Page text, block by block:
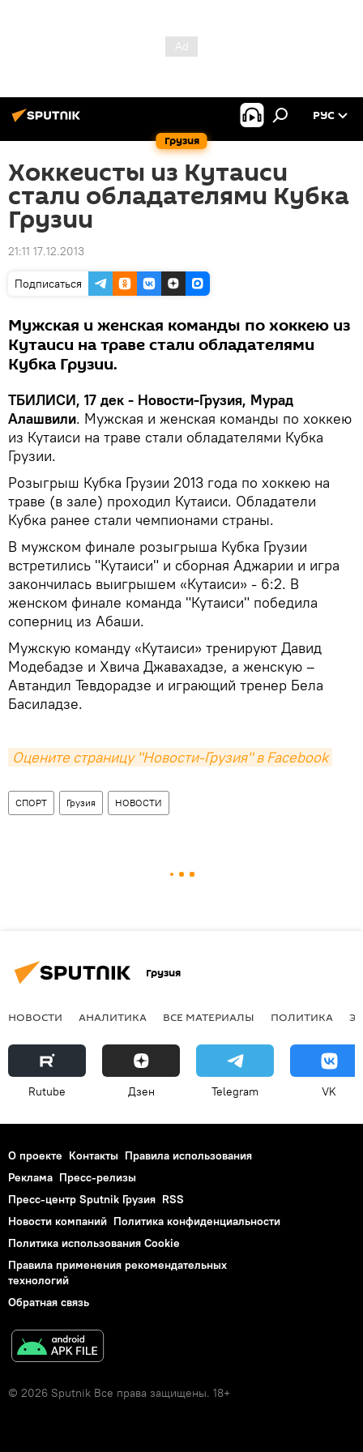
Грузия
РУС
Хоккеисты из Кутаиси
стали обладателями Кубка
Грузии
21:11 17.12.2013
Подписаться
Мужская и женская команды по хоккею из
Кутаиси на траве стали обладателями
Кубка Грузии.
ТБИЛИСИ, 17 дек - Новости-Грузия, Мурад
Алашвили. Мужская и женская команды по хоккею
из Кутаиси на траве стали обладателями Кубка
Грузии.
Розыгрыш Кубка Грузии 2013 года по хоккею на
траве (в зале) проходил Кутаиси. Обладатели
Кубка ранее стали чемпионами страны.
В мужском финале розыгрыша Кубка Грузии
встретились "Кутаиси" и сборная Аджарии и игра
закончилась выигрышем «Кутаиси» - 6:2. В
женском финале команда "Кутаиси" победила
соперниц из Абаши.
Мужскую команду «Кутаиси» тренируют Давид
Модебадзе и Хвича Джавахадзе, а женскую –
Автандил Тевдорадзе и играющий тренер Бела
Басиладзе.
Оцените страницу "Новости-Грузия" в Facebook
СПОРТ Грузия НОВОСТИ
Грузия
НОВОСТИ АНАЛИТИКА ВСЕ МАТЕРИАЛЫ ПОЛИТИКА
Rutube Дзен Telegram VK
О проекте Контакты Правила использования
Реклама Пресс-релизы
Пресс-центр Sputnik Грузия RSS
Новости компаний Политика конфиденциальности
Политика использования Cookie
Правила применения рекомендательных
технологий
Обратная связь
© 2026 Sputnik Все права защищены. 18+